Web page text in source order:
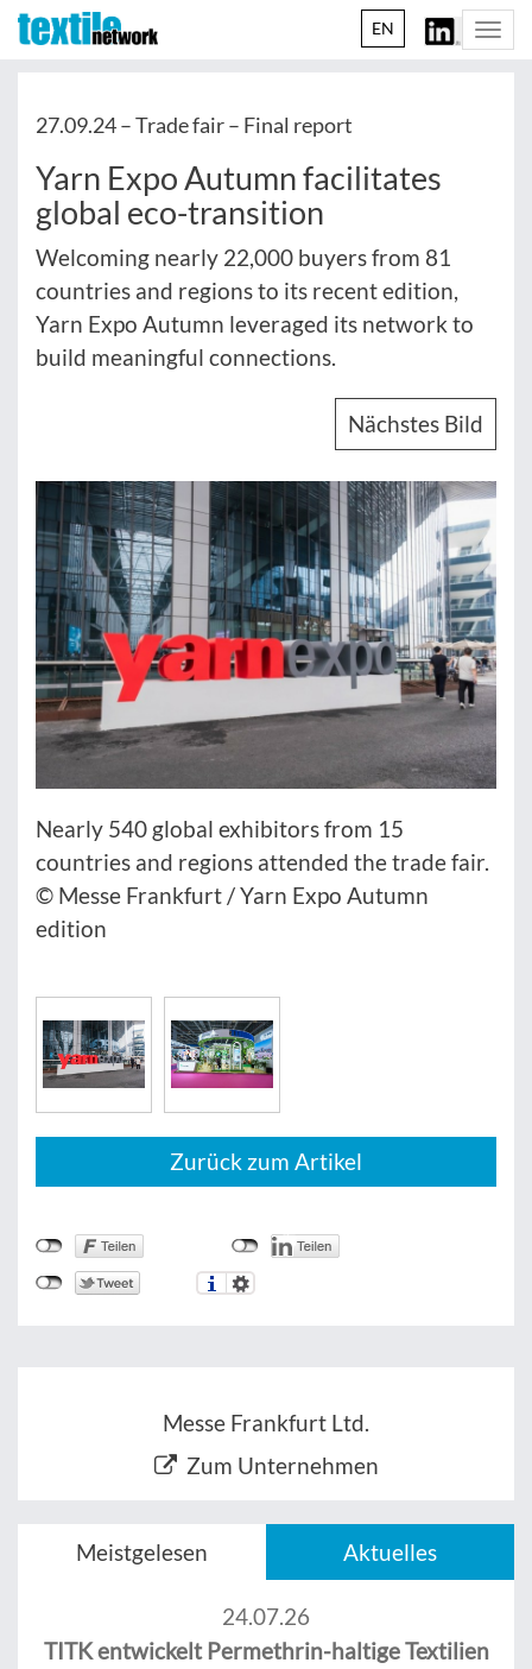
EN
27.09.24 –Trade fair – Final report
Yarn Expo Autumn facilitates
global eco-transition
Welcoming nearly 22,000 buyers from 81
countries and regions to its recent edition,
Yarn Expo Autumn leveraged its network to
build meaningful connections.
Nächstes Bild
Nearly 540 global exhibitors from 15
countries and regions attended the trade fair.
© Messe Frankfurt / Yarn Expo Autumn
edition
Zurück zum Artikel
Messe Frankfurt Ltd.
Zum Unternehmen
Meistgelesen Aktuelles
24.07.26
TITK entwickelt Permethrin-haltige Textilien